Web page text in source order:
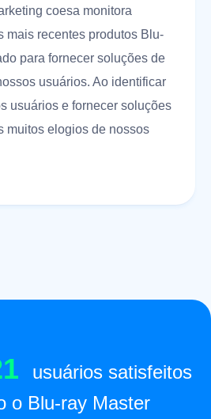
coesa monitora
mais recentes produtos Blu-
para fornecer soluções de
usuários. Ao identificar
usuários e fornecer soluções
muitos elogios de nossos
usuários satisfeitos
o Blu-ray Master